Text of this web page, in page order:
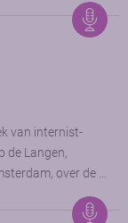
van internist-
de Langen,
over de …